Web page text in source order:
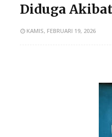
Diduga
KAMIS, FEBRUARI 19, 2026